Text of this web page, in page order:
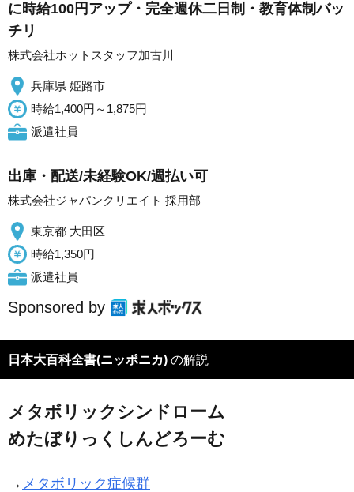
に時給100円アップ・完全週休二日制・教育体制バッ
チリ
株式会社ホットスタッフ加古川
兵庫県 姫路市
時給1,400円～1,875円
派遣社員
出庫・配送/未経験OK/週払い可
株式会社ジャパンクリエイト 採用部
東京都 大田区
時給1,350円
派遣社員
Sponsored by
日本大百科全書(ニッポニカ) の解説
メタボリックシンドローム
めたぼりっくしんどろーむ
→ メタボリック症候群